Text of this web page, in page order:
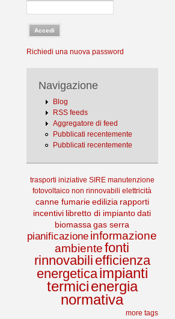
Richiedi una nuova password
Navigazione
Blog
RSS feeds
Aggregatore di feed
Pubblicati recentemente
Pubblicati recentemente
trasporti iniziative SIRE manutenzione
fotovoltaico non rinnovabili elettricità
canne fumarie edilizia rapporti
incentivi libretto di impianto dati
biomassa gas serra
pianificazione informazione
ambiente fonti
rinnovabili efficienza
energeticaimpianti
termicienergia
normativa
more tags